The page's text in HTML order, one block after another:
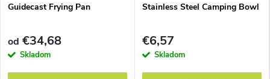
Guidecast Frying Pan
od €34,68
Skladom
Stainless Steel Camping Bowl
€6,57
Skladom